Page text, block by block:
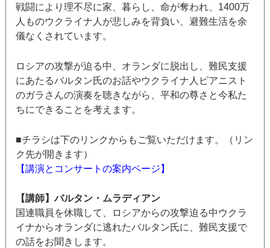
戦闘により理不尽に家、暮らし、命が奪われ、1400万
人ものウクライナ人が悲しみを背負い、避難生活を余
儀なくされています。
ロシアの攻撃が迫る中、オランダに脱出し、難民支援
にあたるバルタン氏のお話やウクライナ人ピアニスト
のガラさんの演奏を聴きながら、平和の尊さと今私た
ちにできることを考えます。
■チラシは下のリンクからもご覧いただけます。（リン
ク先が開きます）
【講演とコンサートの案内ページ】
【講師】バルタン・ムラディアン
国連職員を休職して、ロシアからの攻撃迫る中ウクラ
イナからオランダに逃れたバルタン氏に、難民支援で
の話をお聞きします。